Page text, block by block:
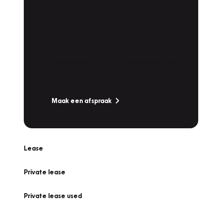
Maak een afspraak
Lease
Private lease
Private lease used